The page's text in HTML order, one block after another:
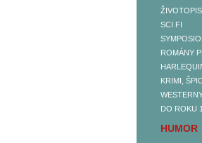
SCI FI
ROMÁNY
KRIMI,
DO ROKU
HUMOR
EDICE
SCI FI